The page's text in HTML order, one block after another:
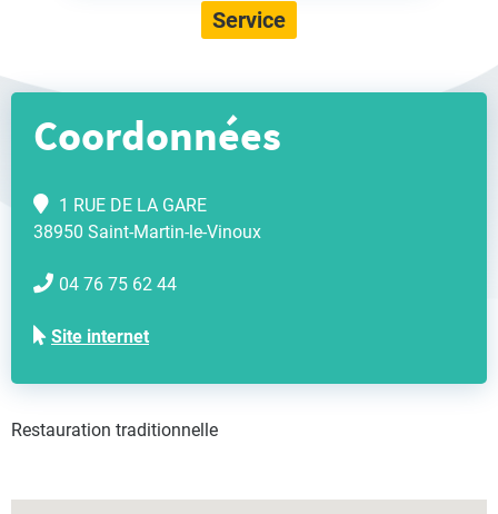
Service
Coordonnées
1 RUE DE LA GARE
38950 Saint-Martin-le-Vinoux
04 76 75 62 44
Site internet
Restauration traditionnelle